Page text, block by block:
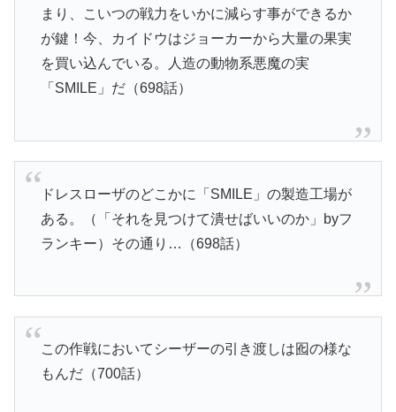
まり、こいつの戦力をいかに減らす事ができるか
が鍵！今、カイドウはジョーカーから大量の果実
を買い込んでいる。人造の動物系悪魔の実
「SMILE」だ（698話）
ドレスローザのどこかに「SMILE」の製造工場が
ある。（「それを見つけて潰せばいいのか」byフ
ランキー）その通り…（698話）
この作戦においてシーザーの引き渡しは囮の様な
もんだ（700話）